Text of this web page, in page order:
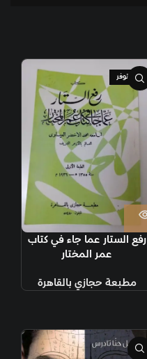
غير متوفر
رفع الستار عما جاء في كتاب
عمر المختار
مطبعة حجازي بالقاهرة